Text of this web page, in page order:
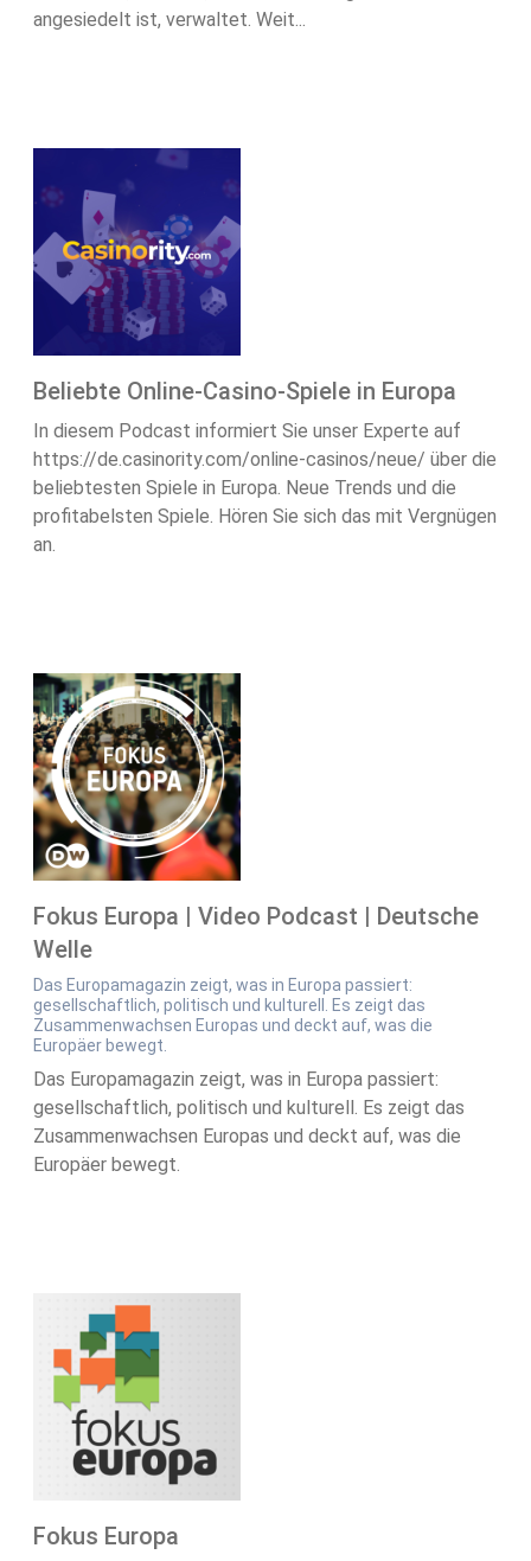
angesiedelt ist, verwaltet. Weit...
Beliebte Online-Casino-Spiele in Europa
In diesem Podcast informiert Sie unser Experte auf
https://de.casinority.com/online-casinos/neue/ über die
beliebtesten Spiele in Europa. Neue Trends und die
profitabelsten Spiele. Hören Sie sich das mit Vergnügen
an.
Fokus Europa | Video Podcast | Deutsche
Welle
Das Europamagazin zeigt, was in Europa passiert:
gesellschaftlich, politisch und kulturell. Es zeigt das
Zusammenwachsen Europas und deckt auf, was die
Europäer bewegt.
Das Europamagazin zeigt, was in Europa passiert:
gesellschaftlich, politisch und kulturell. Es zeigt das
Zusammenwachsen Europas und deckt auf, was die
Europäer bewegt.
Fokus Europa